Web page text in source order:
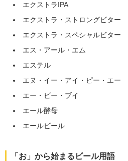
エクストラIPA
エクストラ・ストロングビター
エクストラ・スペシャルビター
エス・アール・エム
エステル
エヌ・イー・アイ・ピー・エー
エー・ビー・ブイ
エール酵母
エールビール
「お」から始まるビール用語